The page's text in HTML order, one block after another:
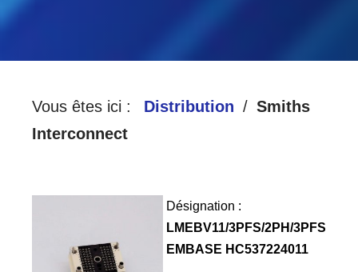
Vous êtes ici : Distribution
Smiths
Interconnect
Désignation :
LMEBV11/3PFS/2PH/3PFS
EMBASE HC537224011